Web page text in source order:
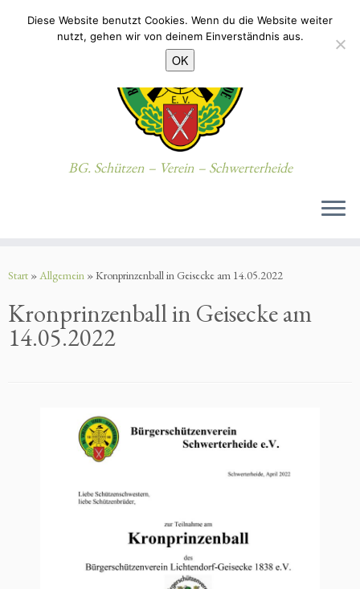
Inhalt
BG. Schützen – Verein – Schwerterheide
Start »Allgemein »Kronprinzenball in Geisecke am 14.05.2022
Kronprinzenball in Geisecke am
14.05.2022
Diese Website benutzt Cookies. Wenn du die Website weiter
nutzt, gehen wir von deinem Einverständnis aus.
OK